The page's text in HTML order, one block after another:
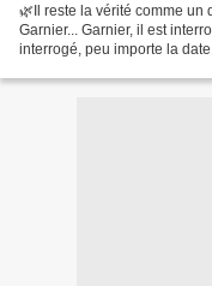
🌿Il reste la vérité comme un
Garnier... Garnier, il est
interrogé, peu importe la